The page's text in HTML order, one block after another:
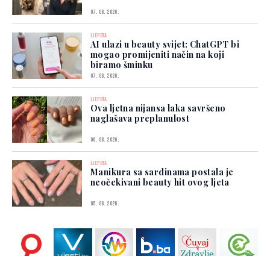
07. 08. 2026.
LJEPOTA
AI ulazi u beauty svijet: ChatGPT bi
mogao promijeniti način na koji
biramo šminku
07. 08. 2026.
LJEPOTA
Ova ljetna nijansa laka savršeno
naglašava preplanulost
06. 08. 2026.
LJEPOTA
Manikura sa sardinama postala je
neočekivani beauty hit ovog ljeta
05. 08. 2026.